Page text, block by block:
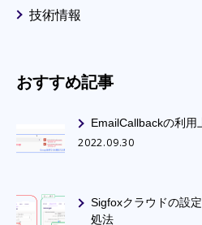
技術情報
おすすめ記事
EmailCallbackの利用
2022.09.30
Sigfoxクラウドの設
処法